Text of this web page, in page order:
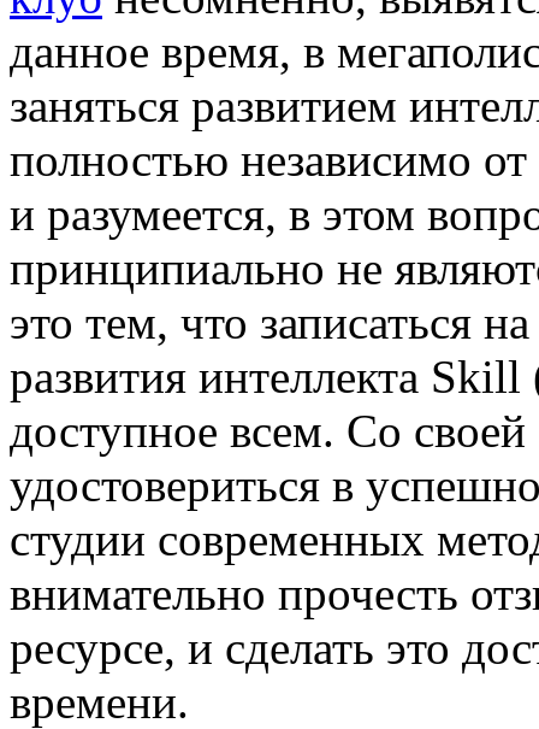
данное время, в
заняться развитием
полностью независимо от
и разумеется, в этом
принципиально не
это тем, что записаться
развития интеллекта
доступное всем. Со
удостовериться в
студии современных
внимательно прочесть
ресурсе, и сделать это
времени.